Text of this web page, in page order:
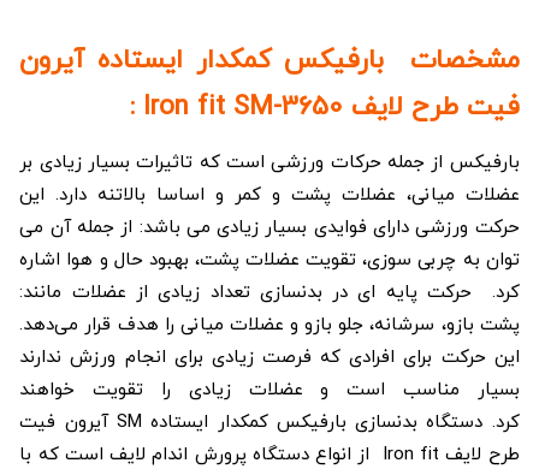
مشخصات بارفیکس کمکدار ایستاده آیرون
فیت طرح لایف Iron fit SM-3650 :
بارفیکس از جمله حرکات ورزشی است که تاثیرات بسیار زیادی بر
عضلات میانی، عضلات پشت و کمر و اساسا بالاتنه دارد. این
حرکت ورزشی دارای فوایدی بسیار زیادی می باشد: از جمله آن می
توان به چربی سوزی، تقویت عضلات پشت، بهبود حال و هوا اشاره
کرد. حرکت پایه ای در بدنسازی تعداد زیادی از عضلات مانند:
پشت بازو، سرشانه، جلو بازو و عضلات میانی را هدف قرار می‌دهد.
این حرکت برای افرادی که فرصت زیادی برای انجام ورزش ندارند
بسیار مناسب است و عضلات زیادی را تقویت خواهند
کرد. دستگاه بدنسازی بارفیکس کمکدار ایستاده SM آیرون فیت
طرح لایف Iron fit از انواع دستگاه پرورش اندام لایف است که با